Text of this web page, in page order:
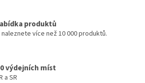
produktů
více než 10 000 produktů.
výdejních míst
a SR